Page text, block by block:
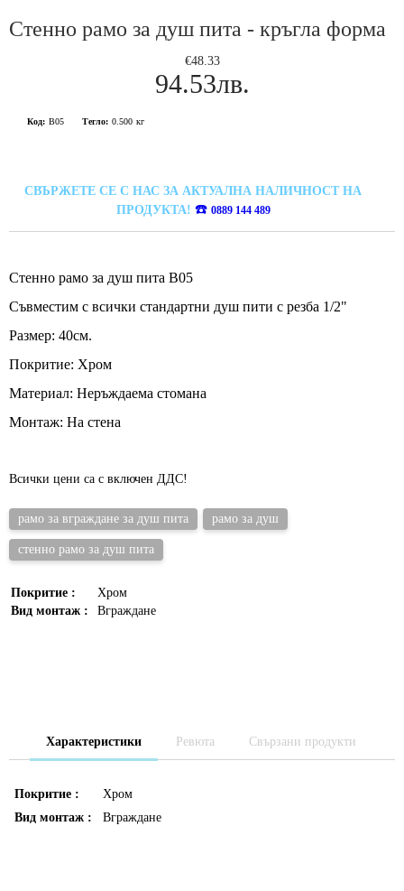
Стенно рамо за душ пита - кръгла форма
€48.33
94.53лв.
Код: B05 Тегло: 0.500 кг
СВЪРЖЕТЕ СЕ С НАС ЗА АКТУАЛНА НАЛИЧНОСТ НА
ПРОДУКТА! ☎️ 0889 144 489
Стенно рамо за душ пита B05
Съвместим с всички стандартни душ пити с резба 1/2"
Размер: 40см.
Покритие: Хром
Материал: Неръждаема стомана
Монтаж: На стена
Всички цени са с включен ДДС!
рамо за вграждане за душ пита рамо за душ
стенно рамо за душ пита
Покритие :
Хром
Вид монтаж :
Вграждане
Характеристики Ревюта Свързани продукти
Покритие :
Хром
Вид монтаж :
Вграждане